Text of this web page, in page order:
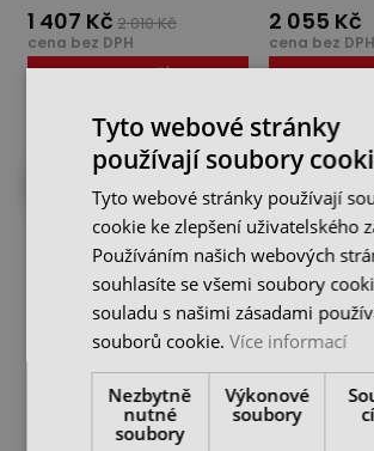
1 407 Kč 2 010 Kč
cena bez DPH
DO KOŠÍKU
2 055 Kč
cena bez DPH
DO 4 DNŮ U VÁS
Držák HSK63A s dutinou
Tyto webové stránky
používají soubory
Tyto webové stránky používají
cookie ke zlepšení uživatelského
Používáním našich webových
souhlasíte se všemi soubory
souladu s našimi zásadami
souborů cookie.Více informací
Nezbytně
nutné
soubory
Výkonové
soubory